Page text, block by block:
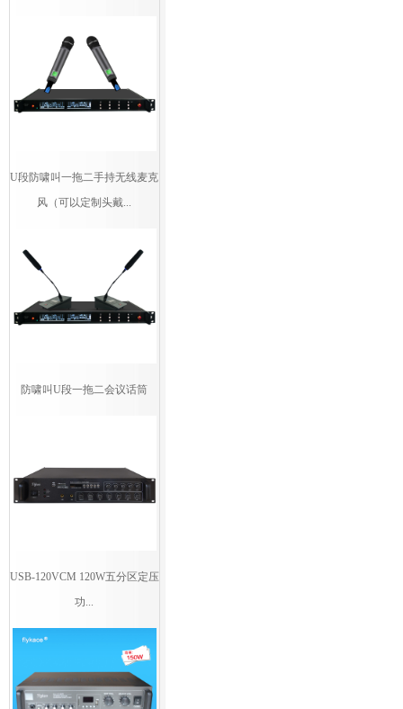
U段防啸叫一拖二手持无线麦克
风（可以定制头戴...
防啸叫U段一拖二会议话筒
USB-120VCM 120W五分区定压
功...